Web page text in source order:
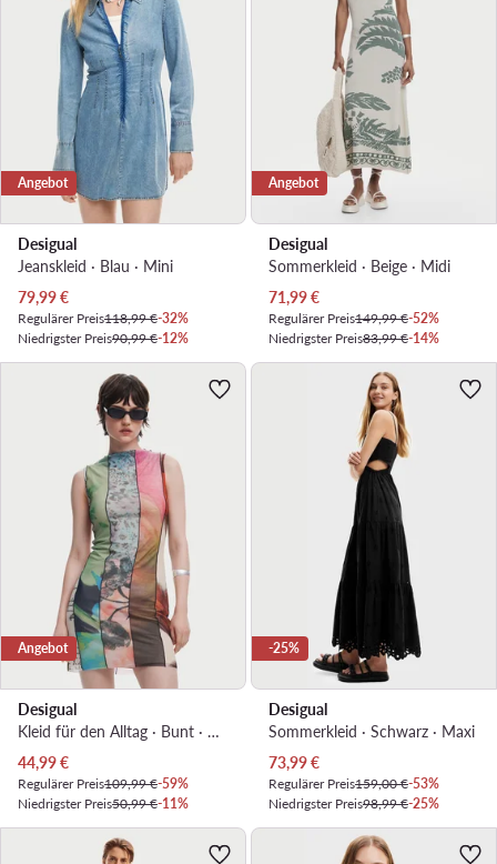
Angebot
Desigual
Jeanskleid · Blau · Mini
Aktueller Preis
79,99€
Regulärer Preis118,99 €-32%
Niedrigster Preis90,99 €-12%
Angebot
Desigual
Sommerkleid · Beige · Midi
Aktueller Preis
71,99€
Regulärer Preis149,99 €-52%
Niedrigster Preis83,99 €-14%
Angebot
Desigual
Kleid für den Alltag · Bunt · Mini
Aktueller Preis
44,99€
Regulärer Preis109,99 €-59%
Niedrigster Preis50,99 €-11%
-25%
Desigual
Sommerkleid · Schwarz · Maxi
Aktueller Preis
73,99€
Regulärer Preis159,00 €-53%
Niedrigster Preis98,99 €-25%